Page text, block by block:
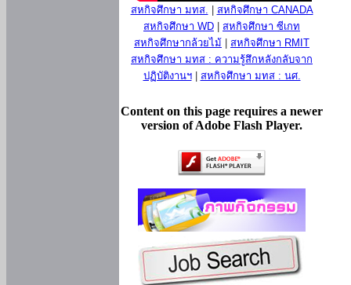
สหกิจศึกษา มทส.
สหกิจศึกษา CANADA
สหกิจศึกษา WD
สหกิจศึกษา ซีเกท
สหกิจศึกษากล้วยไม้
สหกิจศึกษา RMIT
สหกิจศึกษา มทส : ความรู้สึกหลังกลับจาก
ปฏิบัติงานฯ| สหกิจศึกษา มทส : นศ.
Content on this page requires a newer
version of Adobe Flash Player.